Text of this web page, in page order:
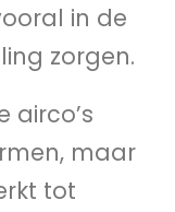
in de
zorgen.
airco’s
maar
tot